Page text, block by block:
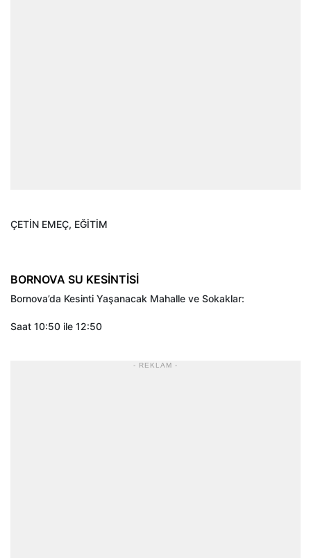
ÇETİN EMEÇ, EĞİTİM
BORNOVA SU KESİNTİSİ
Bornova’da Kesinti Yaşanacak Mahalle ve Sokaklar:
Saat 10:50 ile 12:50
- REKLAM -